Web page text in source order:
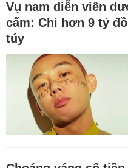
Vụ nam diễn viên
cấm: Chi hơn 9 tỷ
túy